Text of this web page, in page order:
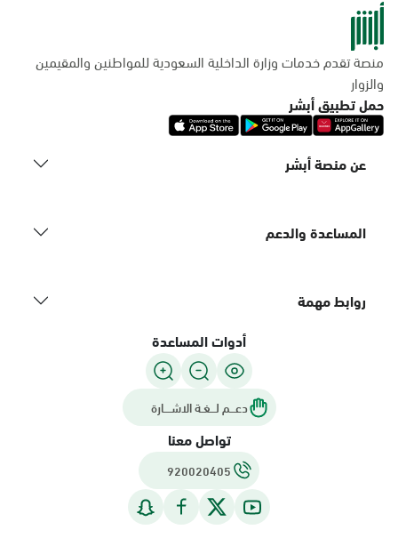
منصة تقدم خدمات وزارة الداخلية السعودية للمواطنين والمقيمين
والزوار
حمل تطبيق أبشر
عن منصة أبشر
المساعدة والدعم
روابط مهمة
أدوات المساعدة
دعـــم لـــغـة الاشــــارة
تواصل معنا
920020405